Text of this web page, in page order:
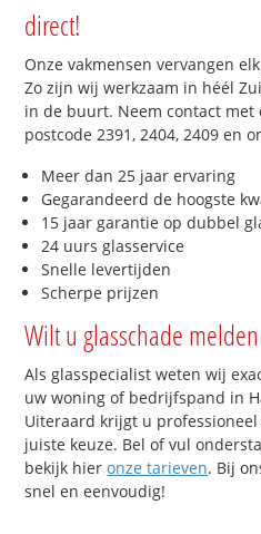
direct!
Onze vakmensen vervangen
Zo zijn wij werkzaam in héél
in de buurt. Neem contact met
postcode 2391, 2404, 2409 en
Meer dan 25 jaar ervaring
Gegarandeerd de hoogste
15 jaar garantie op dubbel
24 uurs glasservice
Snelle levertijden
Scherpe prijzen
Wilt u glasschade
Als glasspecialist weten wij
uw woning of bedrijfspand in
Uiteraard krijgt u
juiste keuze. Bel of vul
bekijk hieronze tarieven. Bij
snel en eenvoudig!